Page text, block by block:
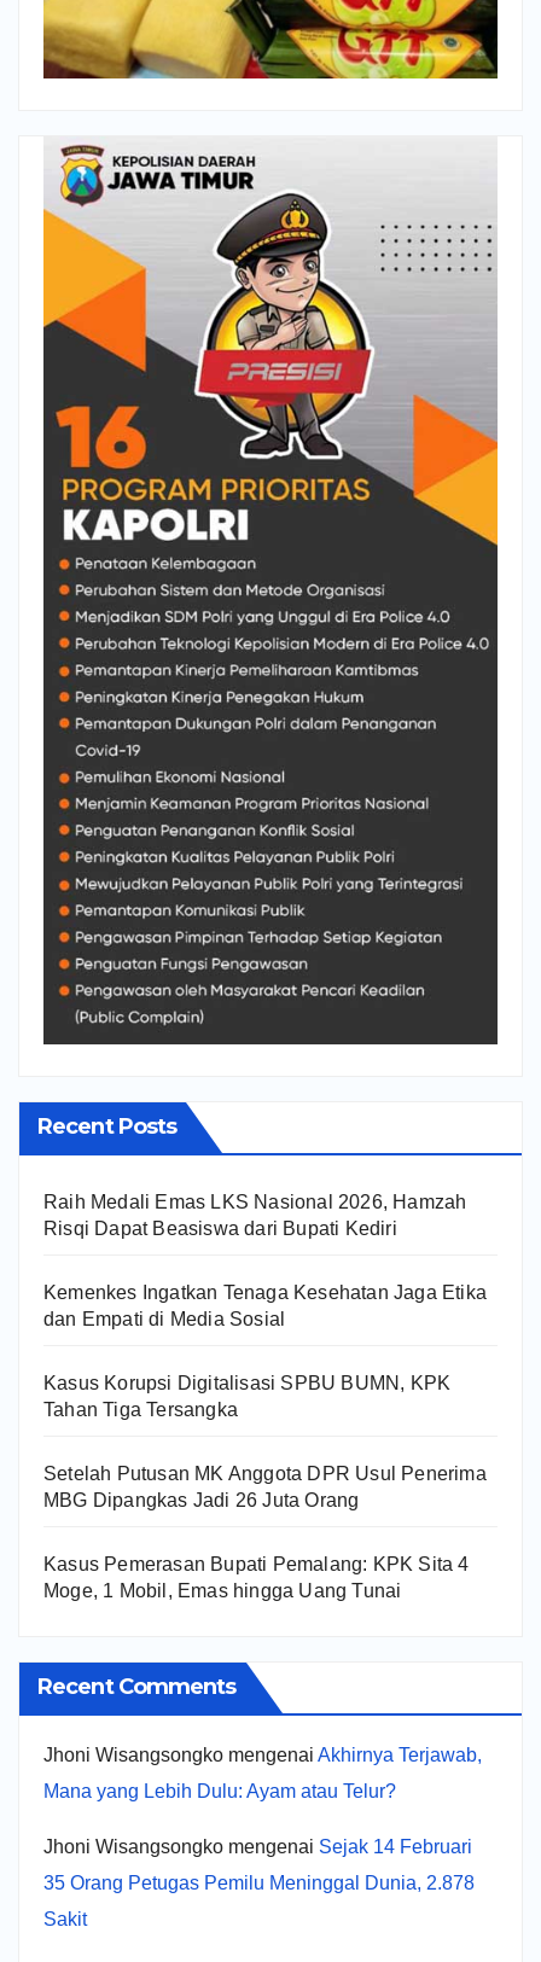
Recent Posts
Raih Medali Emas LKS Nasional 2026, Hamzah
Risqi Dapat Beasiswa dari Bupati Kediri
Kemenkes Ingatkan Tenaga Kesehatan Jaga Etika
dan Empati di Media Sosial
Kasus Korupsi Digitalisasi SPBU BUMN, KPK
Tahan Tiga Tersangka
Setelah Putusan MK Anggota DPR Usul Penerima
MBG Dipangkas Jadi 26 Juta Orang
Kasus Pemerasan Bupati Pemalang: KPK Sita 4
Moge, 1 Mobil, Emas hingga Uang Tunai
Recent Comments
Jhoni Wisangsongko mengenai Akhirnya Terjawab,
Mana yang Lebih Dulu: Ayam atau Telur?
Jhoni Wisangsongko mengenai Sejak 14 Februari
35 Orang Petugas Pemilu Meninggal Dunia, 2.878
Sakit